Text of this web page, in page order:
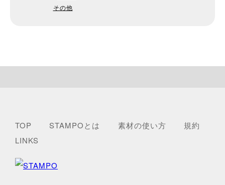
その他
TOP STAMPOとは 素材の使い方
規約
LINKS